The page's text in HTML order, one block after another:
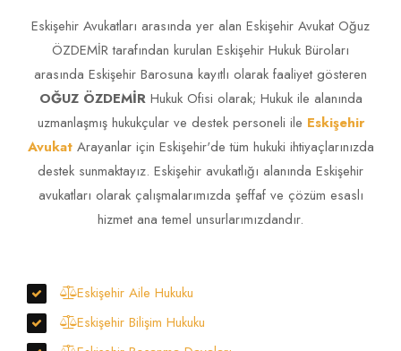
Eskişehir Avukatları arasında yer alan Eskişehir Avukat Oğuz
ÖZDEMİR tarafından kurulan Eskişehir Hukuk Büroları
arasında Eskişehir Barosuna kayıtlı olarak faaliyet gösteren
OĞUZ ÖZDEMİRHukuk Ofisi olarak; Hukuk ile alanında
uzmanlaşmış hukukçular ve destek personeli ile Eskişehir
AvukatArayanlar için Eskişehir'de tüm hukuki ihtiyaçlarınızda
destek sunmaktayız. Eskişehir avukatlığı alanında Eskişehir
avukatları olarak çalışmalarımızda şeffaf ve çözüm esaslı
hizmet ana temel unsurlarımızdandır.
Eskişehir Aile Hukuku
Eskişehir Bilişim Hukuku